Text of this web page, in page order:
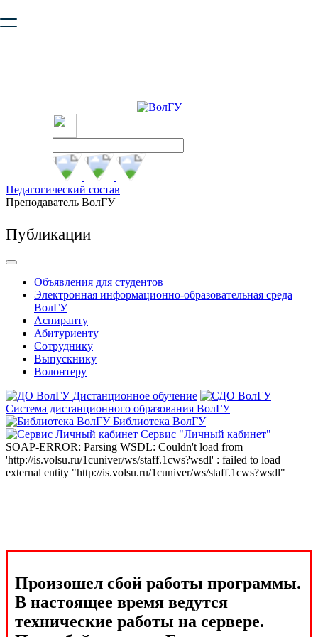
безопасную работу с сайтом. Пожалуйста
Педагогический состав
Преподаватель ВолГУ
Публикации
Объявления для студентов
Электронная информационно-образовательная среда
ВолГУ
Аспиранту
Абитуриенту
Сотруднику
Выпускнику
Волонтеру
Дистанционное обучение
Система дистанционного образования ВолГУ
Библиотека ВолГУ
Сервис "Личный кабинет"
SOAP-ERROR: Parsing WSDL: Couldn't load from
'http://is.volsu.ru/1cuniver/ws/staff.1cws?wsdl' : failed to load
external entity "http://is.volsu.ru/1cuniver/ws/staff.1cws?wsdl"
Произошел сбой работы программы.
В настоящее время ведутся
технические работы на сервере.